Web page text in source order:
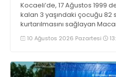
Kocaeli’de, 17 Ağustos 1999
kalan 3 yaşındaki çocuğu
kurtarılmasını sağlayan
Mancs’ın İzmit’teki anıtı,
nişanesi olarak varlığını
10 Ağustos 2026 Pazartesi